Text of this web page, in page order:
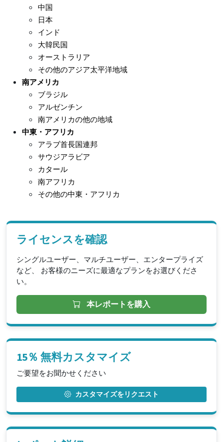
中国
日本
インド
大韓民国
オーストラリア
その他のアジア太平洋地域
南アメリカ
ブラジル
アルゼンチン
南アメリカの他の地域
中東・アフリカ
アラブ首長国連邦
サウジアラビア
カタール
南アフリカ
その他の中東・アフリカ
ライセンスを確認
シングルユーザー、マルチユーザー、エンタープライズ
など、 お客様のニーズに最適なプランをお選びくださ
い。
本レポートを購入
15％ 無料カスタマイズ
ご要望をお聞かせください
カスタマイズをリクエスト